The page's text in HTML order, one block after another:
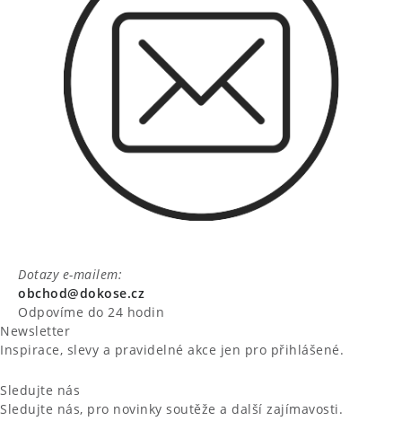
Dotazy e-mailem:
obchod@dokose.cz
Odpovíme do 24 hodin
Newsletter
Inspirace, slevy a pravidelné akce jen pro přihlášené.
Sledujte nás
Sledujte nás, pro novinky soutěže a další zajímavosti.